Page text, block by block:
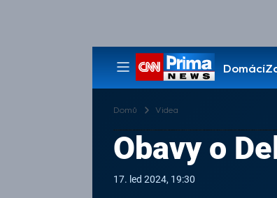
Domácí
Pořady
Domů Videa
Obavy o
17. led 2024, 19:30